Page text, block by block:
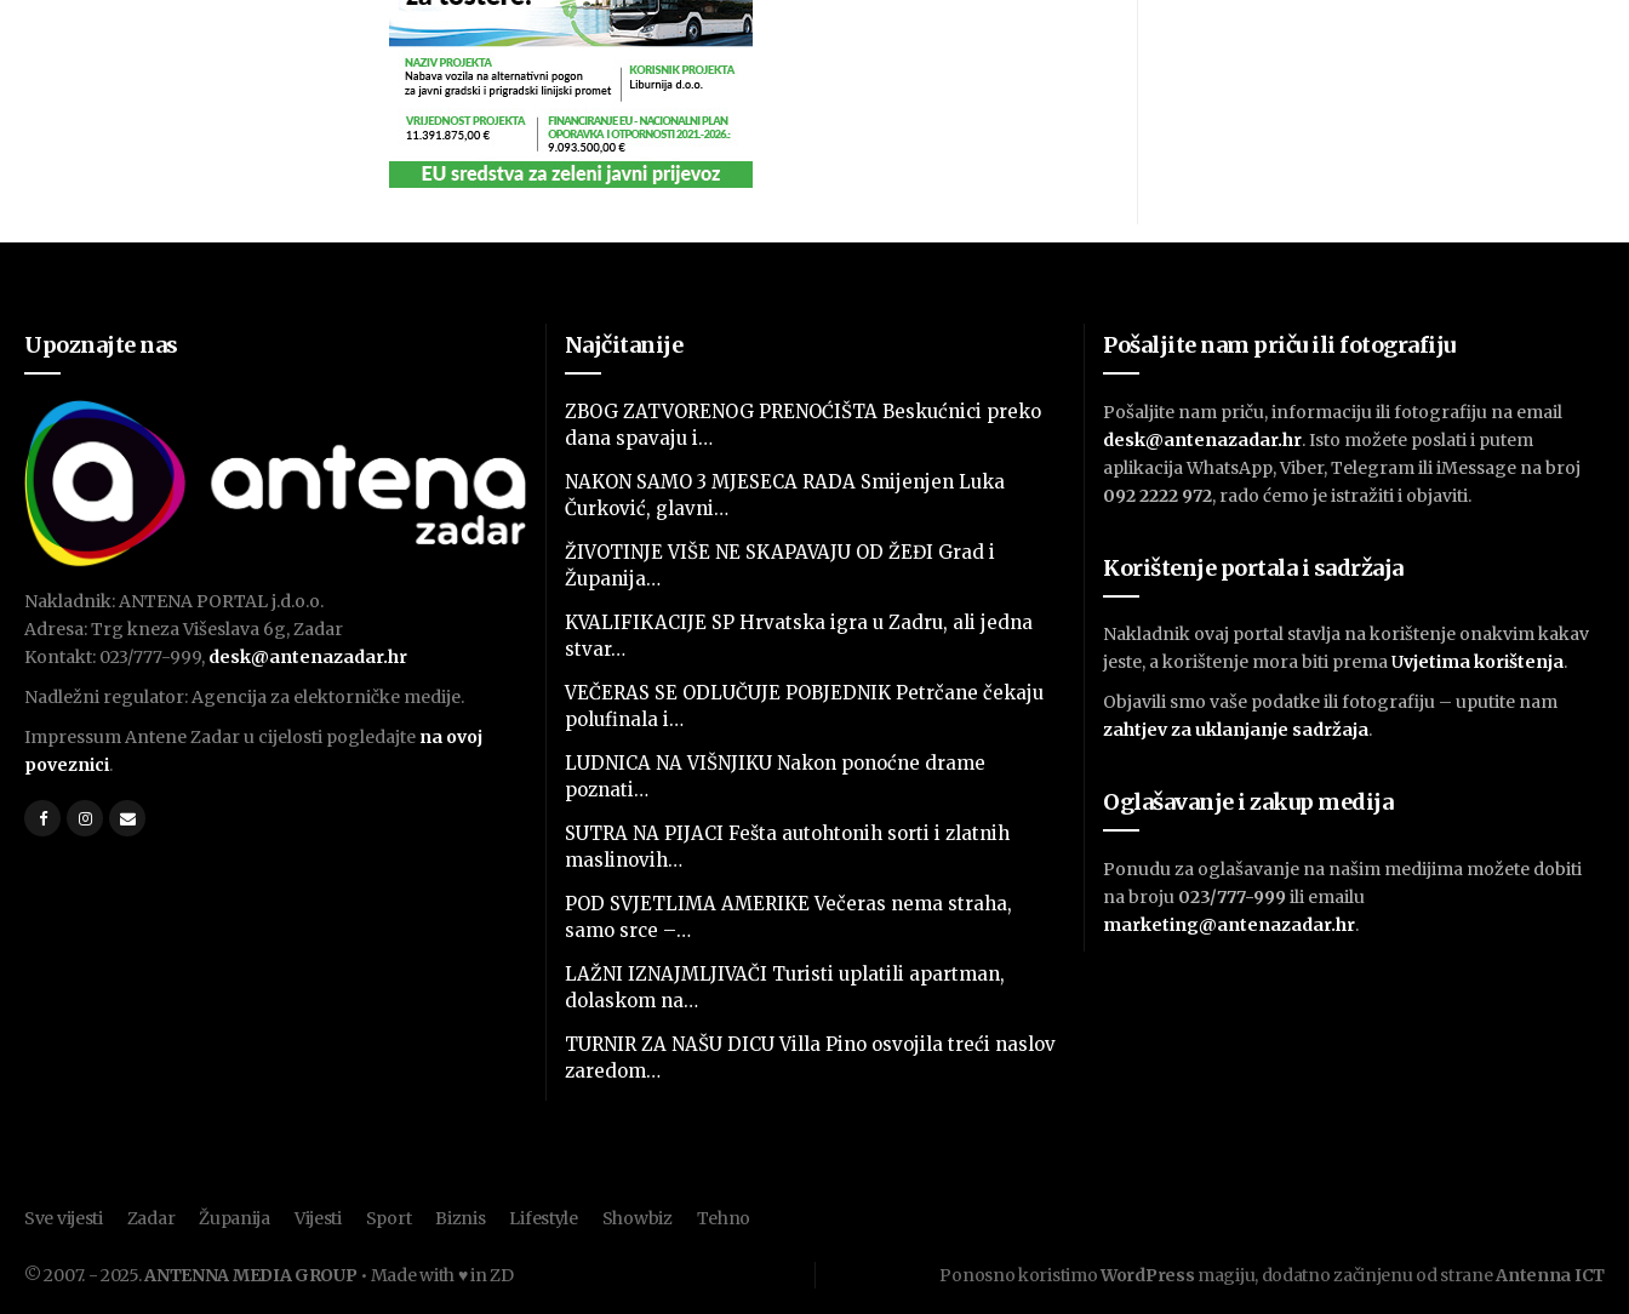
Upoznajte nas
Nakladnik: ANTENA PORTAL j.d.o.o.
Adresa: Trg kneza Višeslava 6g, Zadar
Kontakt: 023/777-999, desk@antenazadar.hr
Nadležni regulator: Agencija za elektorničke medije.
Impressum Antene Zadar u cijelosti pogledajte na ovoj
poveznici.
Najčitanije
ZBOG ZATVORENOG PRENOĆIŠTA Beskućnici preko
dana spavaju i…
NAKON SAMO 3 MJESECA RADA Smijenjen Luka
Čurković, glavni…
ŽIVOTINJE VIŠE NE SKAPAVAJU OD ŽEĐI Grad i
Županija…
KVALIFIKACIJE SP Hrvatska igra u Zadru, ali jedna
stvar…
VEČERAS SE ODLUČUJE POBJEDNIK Petrčane čekaju
polufinala i…
LUDNICA NA VIŠNJIKU Nakon ponoćne drame
poznati…
SUTRA NA PIJACI Fešta autohtonih sorti i zlatnih
maslinovih…
POD SVJETLIMA AMERIKE Večeras nema straha,
samo srce –…
LAŽNI IZNAJMLJIVAČI Turisti uplatili apartman,
dolaskom na…
TURNIR ZA NAŠU DICU Villa Pino osvojila treći naslov
zaredom…
Pošaljite nam priču ili fotografiju
Pošaljite nam priču, informaciju ili fotografiju na email
desk@antenazadar.hr. Isto možete poslati i putem
aplikacija WhatsApp, Viber, Telegram ili iMessage na broj
092 2222 972, rado ćemo je istražiti i objaviti.
Korištenje portala i sadržaja
Nakladnik ovaj portal stavlja na korištenje onakvim kakav
jeste, a korištenje mora biti premaUvjetima korištenja.
Objavili smo vaše podatke ili fotografiju – uputite nam
zahtjev za uklanjanje sadržaja.
Oglašavanje i zakup medija
Ponudu za oglašavanje na našim medijima možete dobiti
na broju 023/777-999 ili emailu
marketing@antenazadar.hr.
Sve vijesti Zadar Županija Vijesti Sport Biznis Lifestyle Showbiz Tehno
© 2007. - 2025.ANTENNA MEDIA GROUP • Made with ♥ in ZD Ponosno koristimoWordPress magiju, dodatno začinjenu od straneAntenna ICT